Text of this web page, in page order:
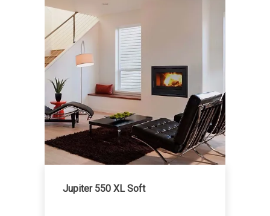
Jupiter 550 XL Soft